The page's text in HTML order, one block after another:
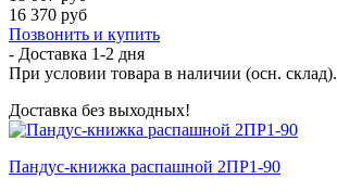
16 370 руб
Позвонить и купить
- Доставка 1-2 дня
При условии товара в наличии (осн. склад).
Доставка без выходных!
Пандус-книжка распашной 2ПР1-90